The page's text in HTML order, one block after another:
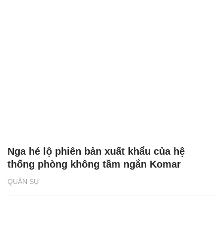
QUÂN SỰ
Nga hé lộ phiên bản xuất khẩu của hệ
thống phòng không tầm ngắn Komar